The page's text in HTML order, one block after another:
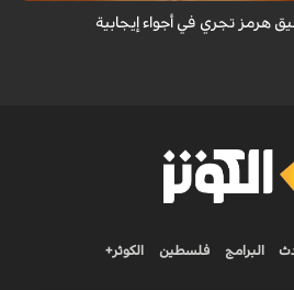
هرمز تجري في أجواء إيجابية
البرامج فلسطين الكوثر+